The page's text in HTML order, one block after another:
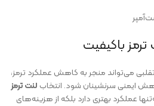
باکیفیت
تقلبی می‌تواند منجر به کاهش عملکرد ترمز،
ایمنی سرنشینان شود. انتخاب لنت ترمز
عملکرد بهتری دارد بلکه از هزینه‌های